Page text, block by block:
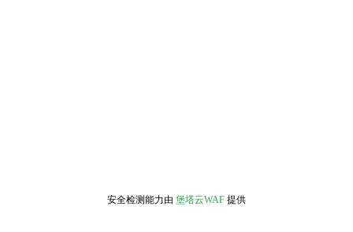
安全检测能力由 堡塔云WAF 提供